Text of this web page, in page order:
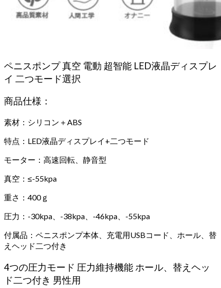
ペニスポンプ 真空 電動 超智能 LED液晶ディスプレ
イ 二つモード選択
商品仕様：
素材：シリコン＋ABS
特点：LED液晶ディスプレイ+二つモード
モーター：高速回転、静音型
真空：≤-55kpa
重さ：400ｇ
圧力：-30kpa、-38kpa、-46kpa、-55kpa
付属品：ペニスポンプ本体、充電用USBコード、ホール、替
えヘッド二つ付き
4つの圧力モード 圧力維持機能 ホール、替えヘッ
ド二つ付き 男性用